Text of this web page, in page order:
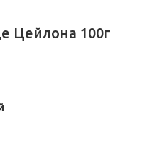
Цейлона 100г